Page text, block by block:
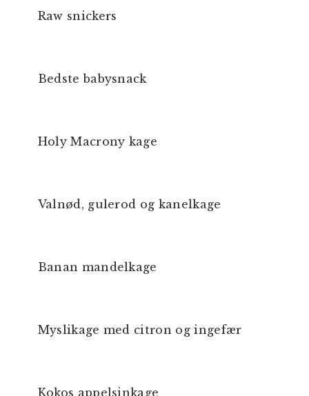
Raw snickers
Bedste babysnack
Holy Macrony kage
Valnød, gulerod og kanelkage
Banan mandelkage
Myslikage med citron og ingefær
Kokos appelsinkage